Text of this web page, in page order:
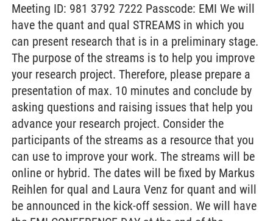
Meeting ID: 981 3792 7222 Passcode: EMI We will
have the quant and qual STREAMS in which you
can present research that is in a preliminary stage.
The purpose of the streams is to help you improve
your research project. Therefore, please prepare a
presentation of max. 10 minutes and conclude by
asking questions and raising issues that help you
advance your research project. Consider the
participants of the streams as a resource that you
can use to improve your work. The streams will be
online or hybrid. The dates will be fixed by Markus
Reihlen for qual and Laura Venz for quant and will
be announced in the kick-off session. We will have